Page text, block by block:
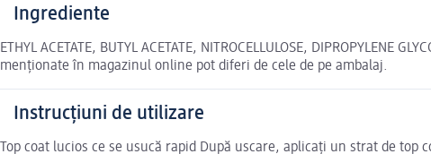
Ingrediente
ETHYL ACETATE, BUTYL ACETATE, NITROCELLULOSE, DIPROPYLENE
menționate în magazinul online pot diferi de cele de pe ambalaj.
Instrucțiuni de utilizare
Top coat lucios ce se usucă rapid După uscare, aplicați un strat de top